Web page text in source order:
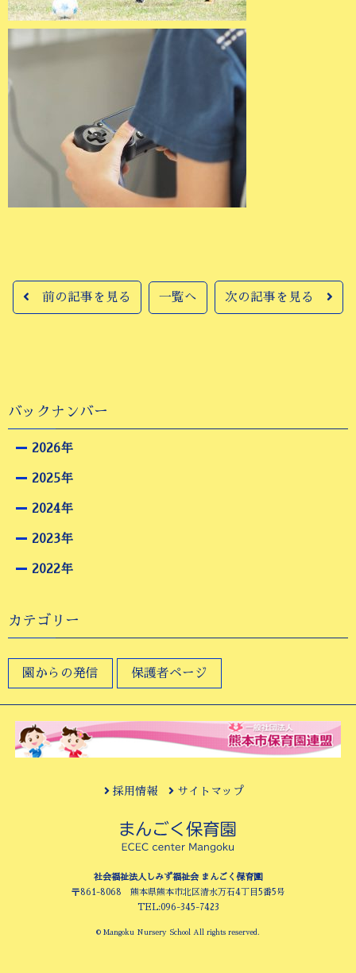
前の記事を見る 一覧へ 次の記事を見る
バックナンバー
2026年
2025年
2024年
2023年
2022年
カテゴリー
園からの発信 保護者ページ
採用情報 サイトマップ
社会福祉法人しみず福祉会 まんごく保育園
〒861-8068 熊本県熊本市北区清水万石4丁目5番5号
TEL:096-345-7423
© Mangoku Nursery School All rights reserved.